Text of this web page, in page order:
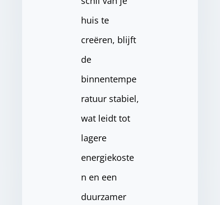
huis te
creëren, blijft
de
binnentempe
ratuur stabiel,
wat leidt tot
lagere
energiekoste
n en een
duurzamer